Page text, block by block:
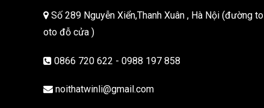
Số 289 Nguyễn Xiển,Thanh Xuân , Hà Nội (đường to
oto đỗ cửa )
0866 720 622 - 0988 197 858
noithatwinli@gmail.com